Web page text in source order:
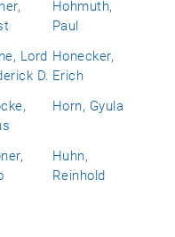
Hohmuth,
Paul
Lord
D.
Honecker,
Erich
Horn, Gyula
Huhn,
Reinhold